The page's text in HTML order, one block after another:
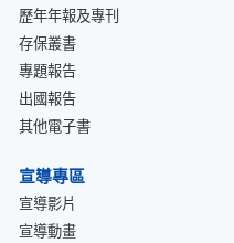
歷年年報及專刊
存保叢書
專題報告
出國報告
其他電子書
宣導專區
宣導影片
宣導動畫